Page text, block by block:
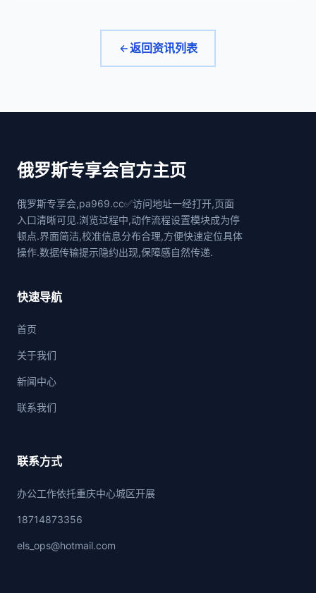
返回资讯列表
俄罗斯专享会官方主页
俄罗斯专享会,pa969.cc✅访问地址一经打开,页面
入口清晰可见.浏览过程中,动作流程设置模块成为停
顿点.界面简洁,校准信息分布合理,方便快速定位具体
操作.数据传输提示隐约出现,保障感自然传递.
快速导航
首页
关于我们
新闻中心
联系我们
联系方式
办公工作依托重庆中心城区开展
18714873356
els_ops@hotmail.com